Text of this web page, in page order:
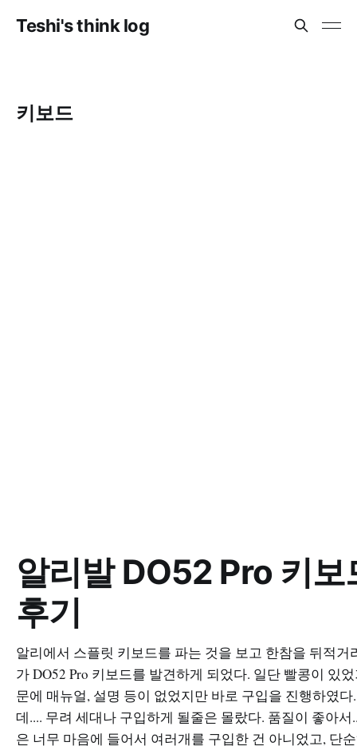
Teshi's think log
키보드
알리발 DO52 Pro 키보
후기
알리에서 스플릿 키보드를 파는 것을 보고 한참을 뒤적거
가 DO52 Pro 키보드를 발견하게 되었다. 일단 빨콩이 있
문에 매뉴얼, 설명 등이 없었지만 바로 구입을 진행하였다
데.... 무려 세대나 구입하게 될줄은 몰랐다. 품질이 좋아서
은 너무 마음에 들어서 여러개를 구입한 건 아니었고, 단